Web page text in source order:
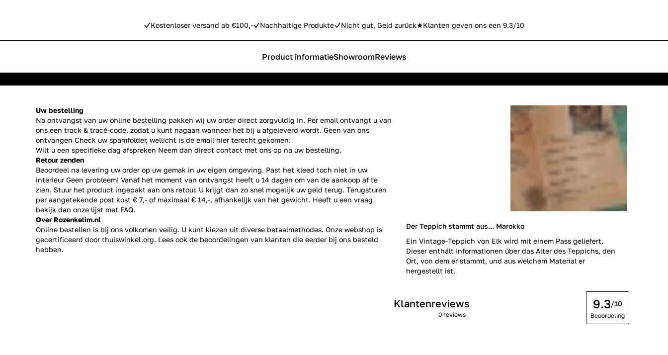
Kostenloser versand ab €100,- Nachhaltige Produkte Nicht gut, Geld zurück Klanten geven ons een 9.3/10
Product informatieShowroomReviews
Uw bestelling
Na ontvangst van uw online bestelling pakken wij uw order direct zorgvuldig in. Per email ontvangt u van
ons een track & tracé-code, zodat u kunt nagaan wanneer het bij u afgeleverd wordt. Geen van ons
ontvangen Check uw spamfolder, wellicht is de email hier terecht gekomen.
Wilt u een specifieke dag afspreken Neem dan direct contact met ons op na uw bestelling.
Retour zenden
Beoordeel na levering uw order op uw gemak in uw eigen omgeving. Past het kleed toch niet in uw
interieur Geen probleem! Vanaf het moment van ontvangst heeft u 14 dagen om van de aankoop af te
zien. Stuur het product ingepakt aan ons retour. U krijgt dan zo snel mogelijk uw geld terug. Terugsturen
per aangetekende post kost € 7,- of maximaal € 14,-, afhankelijk van het gewicht. Heeft u een vraag
bekijk dan onze lijst met FAQ.
Over Rozenkelim.nl
Online bestellen is bij ons volkomen veilig. U kunt kiezen uit diverse betaalmethodes. Onze webshop is
gecertificeerd door thuiswinkel.org. Lees ook de beoordelingen van klanten die eerder bij ons besteld
hebben.
Der Teppich stammt aus... Marokko
Ein Vintage-Teppich von Elk wird mit einem Pass geliefert.
Dieser enthält Informationen über das Alter des Teppichs, den
Ort, von dem er stammt, und aus welchem Material er
hergestellt ist.
Klantenreviews
0 reviews
9.3/10
Beoordeling